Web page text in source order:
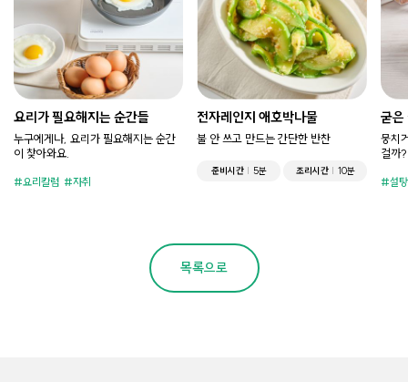
요리가 필요해지는 순간들
누구에게나, 요리가 필요해지는 순간
이 찾아와요.
요리칼럼 자취
전자레인지 애호박나물
불 안 쓰고 만드는 간단한 반찬
준비시간 5분 조리시간 10분
굳은
뭉치
걸까?
설탕
목록으로